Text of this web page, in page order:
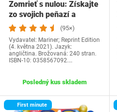
Zomrieť s nulou: Získajte
zo svojich peňazí a
života…
(95×)
Vydavatel: Mariner; Reprint Edition
(4. května 2021). Jazyk:
angličtina. Brožovaná: 240 stran.
ISBN-10: 0358567092.…
Posledný kus skladem
First minute